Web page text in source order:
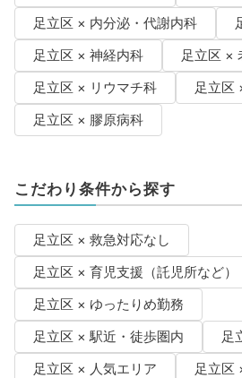
足立区 × 内分泌・代謝内科
足立区 × 神経内科
足立区 ×
足立区 × リウマチ科
足立区
足立区 × 膠原病科
こだわり条件から探す
足立区 × 救急対応なし
足立区 × 育児支援（託児所など）
足立区 × ゆったりめ勤務
足立区 × 駅近・徒歩圏内
足
足立区 × 人気エリア
足立区